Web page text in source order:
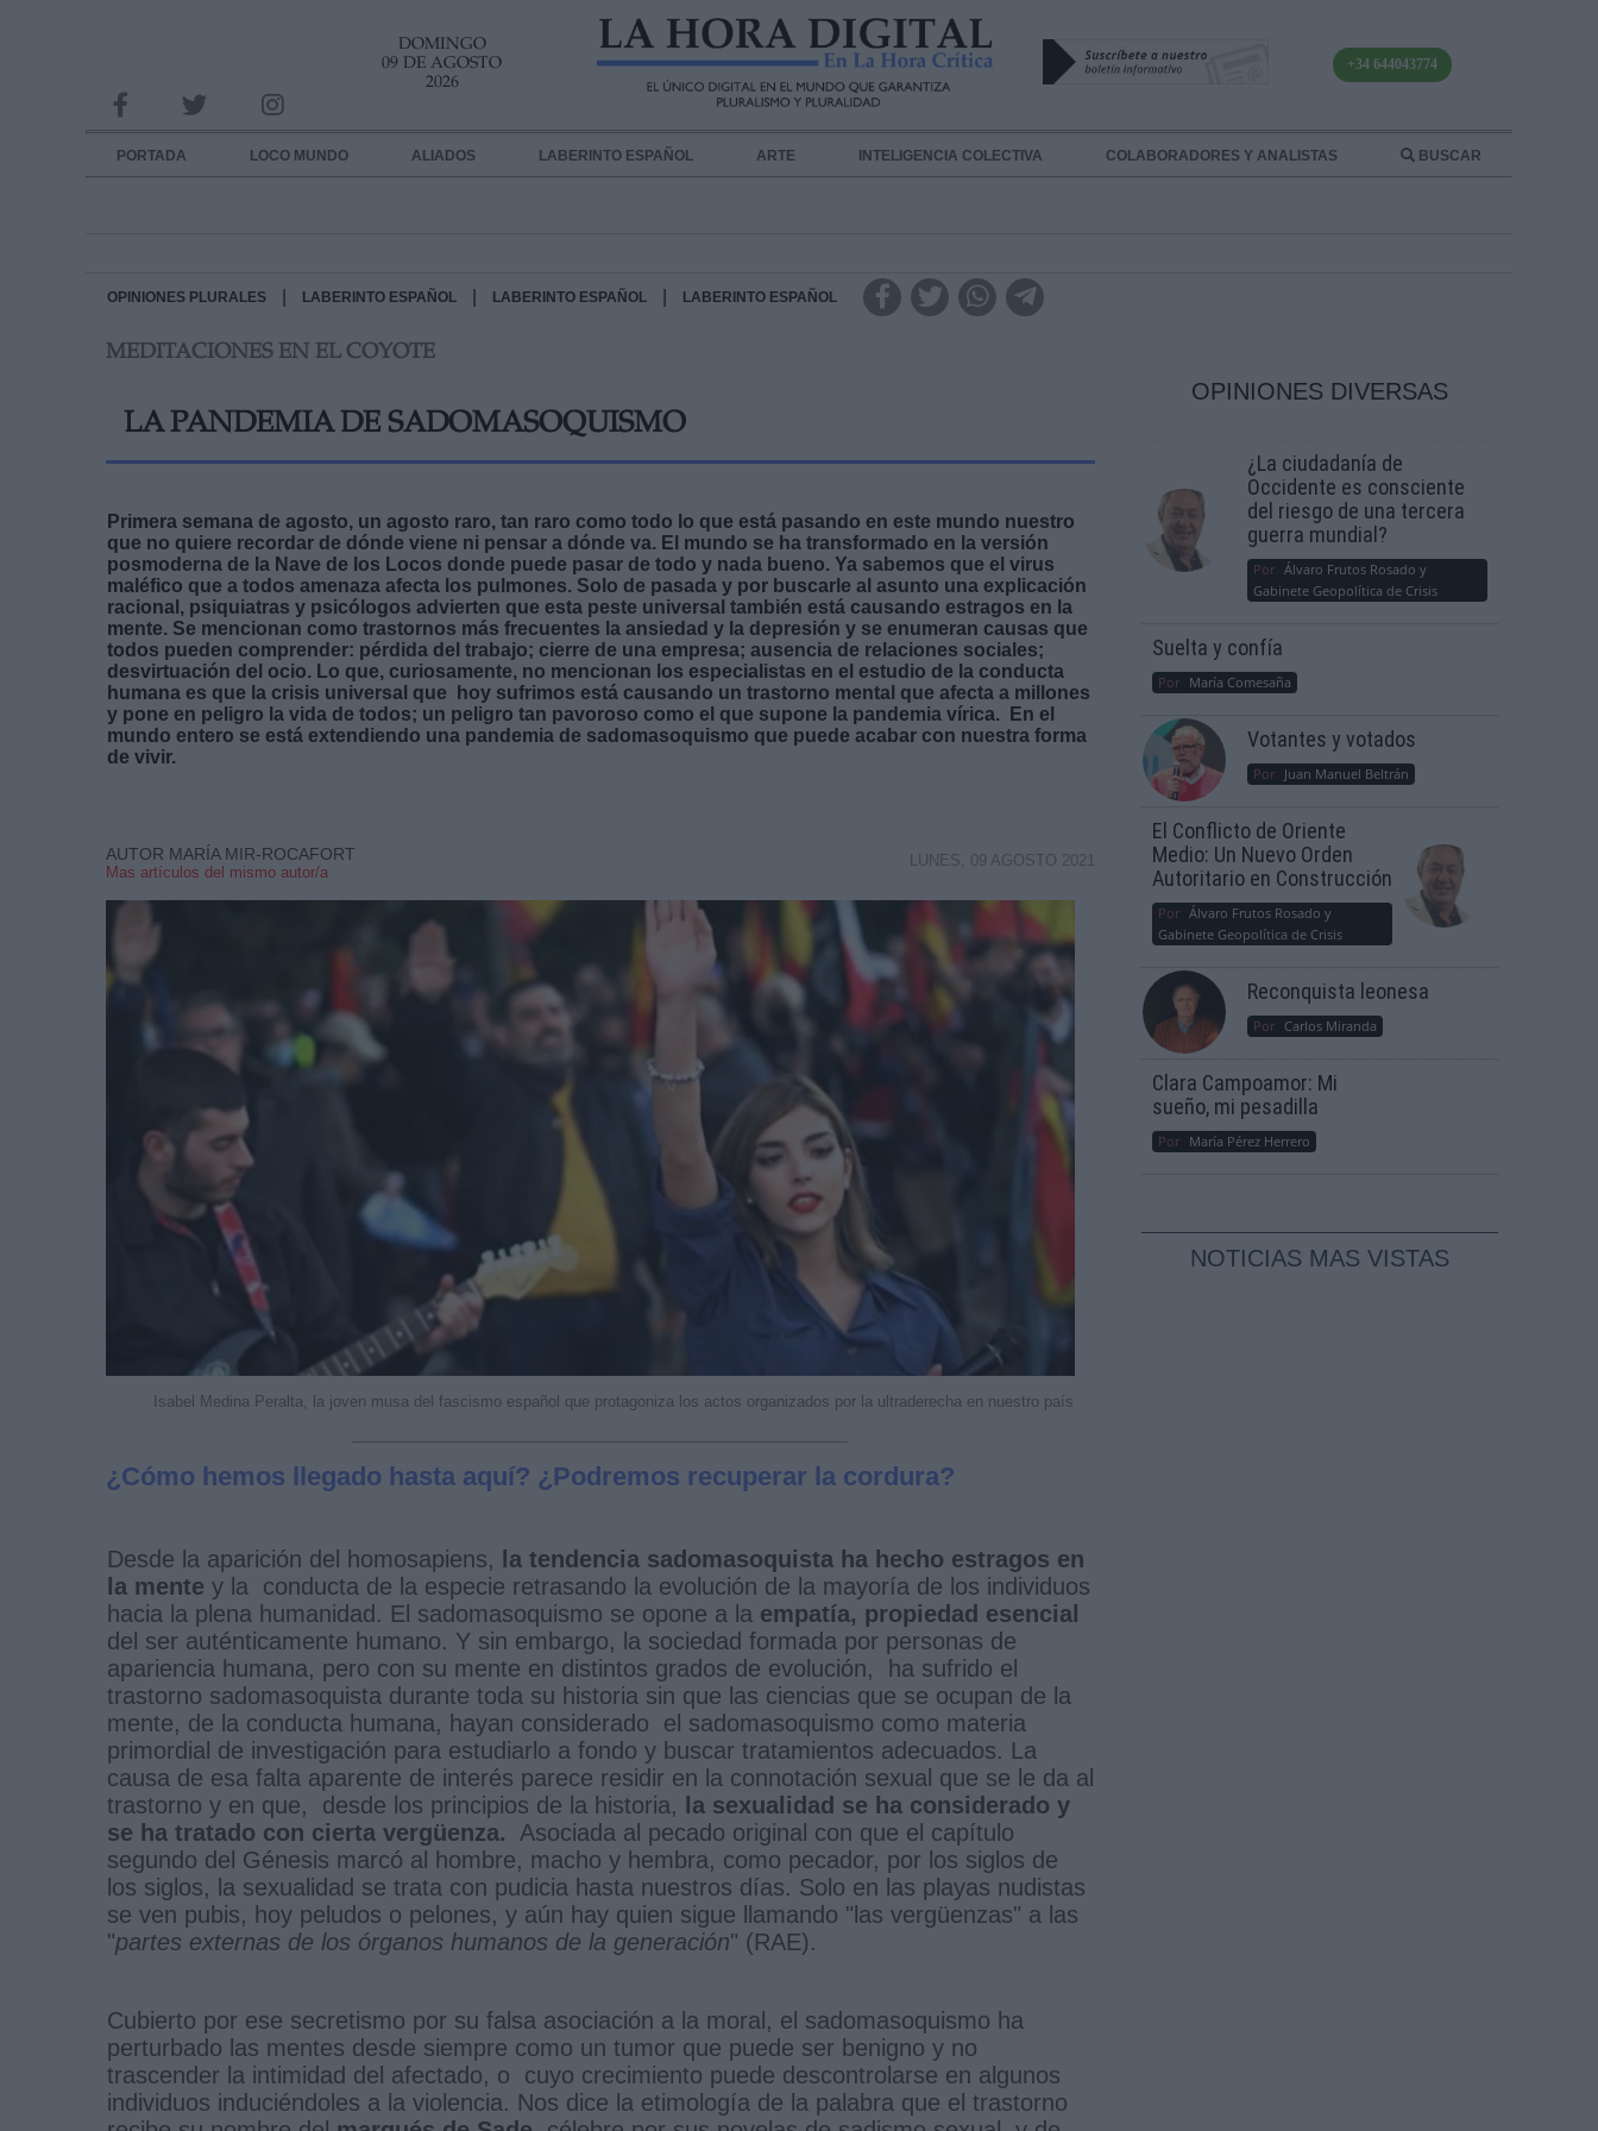
DOMINGO
09 DE AGOSTO
2026
+34 644043774
PORTADA LOCO MUNDO ALIADOS LABERINTO ESPAÑOL ARTE INTELIGENCIA COLECTIVA COLABORADORES Y ANALISTAS BUSCAR
OPINIONES PLURALES LABERINTO ESPAÑOL LABERINTO ESPAÑOL LABERINTO ESPAÑOL
MEDITACIONES EN EL COYOTE
LA PANDEMIA DE SADOMASOQUISMO
Primera semana de agosto, un agosto raro, tan raro como todo lo que está pasando en este mundo nuestro
que no quiere recordar de dónde viene ni pensar a dónde va. El mundo se ha transformado en la versión
posmoderna de la Nave de los Locos donde puede pasar de todo y nada bueno. Ya sabemos que el virus
maléfico que a todos amenaza afecta los pulmones. Solo de pasada y por buscarle al asunto una explicación
racional, psiquiatras y psicólogos advierten que esta peste universal también está causando estragos en la
mente. Se mencionan como trastornos más frecuentes la ansiedad y la depresión y se enumeran causas que
todos pueden comprender: pérdida del trabajo; cierre de una empresa; ausencia de relaciones sociales;
desvirtuación del ocio. Lo que, curiosamente, no mencionan los especialistas en el estudio de la conducta
humana es que la crisis universal que hoy sufrimos está causando un trastorno mental que afecta a millones
y pone en peligro la vida de todos; un peligro tan pavoroso como el que supone la pandemia vírica. En el
mundo entero se está extendiendo una pandemia de sadomasoquismo que puede acabar con nuestra forma
de vivir.
AUTOR MARÍA MIR-ROCAFORT
Mas artículos del mismo autor/a
LUNES, 09 AGOSTO 2021
Isabel Medina Peralta, la joven musa del fascismo español que protagoniza los actos organizados por la ultraderecha en nuestro país
¿Cómo hemos llegado hasta aquí? ¿Podremos recuperar la cordura?
Desde la aparición del homosapiens, la tendencia sadomasoquista ha hecho estragos en
la mente y la conducta de la especie retrasando la evolución de la mayoría de los individuos
hacia la plena humanidad. El sadomasoquismo se opone a la empatía, propiedad esencial
del ser auténticamente humano. Y sin embargo, la sociedad formada por personas de
apariencia humana, pero con su mente en distintos grados de evolución, ha sufrido el
trastorno sadomasoquista durante toda su historia sin que las ciencias que se ocupan de la
mente, de la conducta humana, hayan considerado el sadomasoquismo como materia
primordial de investigación para estudiarlo a fondo y buscar tratamientos adecuados. La
causa de esa falta aparente de interés parece residir en la connotación sexual que se le da al
trastorno y en que, desde los principios de la historia, la sexualidad se ha considerado y
se ha tratado con cierta vergüenza. Asociada al pecado original con que el capítulo
segundo del Génesis marcó al hombre, macho y hembra, como pecador, por los siglos de
los siglos, la sexualidad se trata con pudicia hasta nuestros días. Solo en las playas nudistas
se ven pubis, hoy peludos o pelones, y aún hay quien sigue llamando "las vergüenzas" a las
"partes externas de los órganos humanos de la generación" (RAE).
Cubierto por ese secretismo por su falsa asociación a la moral, el sadomasoquismo ha
perturbado las mentes desde siempre como un tumor que puede ser benigno y no
trascender la intimidad del afectado, o cuyo crecimiento puede descontrolarse en algunos
individuos induciéndoles a la violencia. Nos dice la etimología de la palabra que el trastorno
OPINIONES DIVERSAS
¿La ciudadanía de
Occidente es consciente
del riesgo de una tercera
guerra mundial?
Por Álvaro Frutos Rosado y
Gabinete Geopolítica de Crisis
Suelta y confía
Por María Comesaña
Votantes y votados
Por Juan Manuel Beltrán
El Conflicto de Oriente
Medio: Un Nuevo Orden
Autoritario en Construcción
Por Álvaro Frutos Rosado y
Gabinete Geopolítica de Crisis
Reconquista leonesa
Por Carlos Miranda
Clara Campoamor: Mi
sueño, mi pesadilla
Por María Pérez Herrero
NOTICIAS MAS VISTAS
INFORMACION SOBRE LA PROTECCIÓN DE TUS DATOS
Responsable:
Destinatarios:
Información adicional
link